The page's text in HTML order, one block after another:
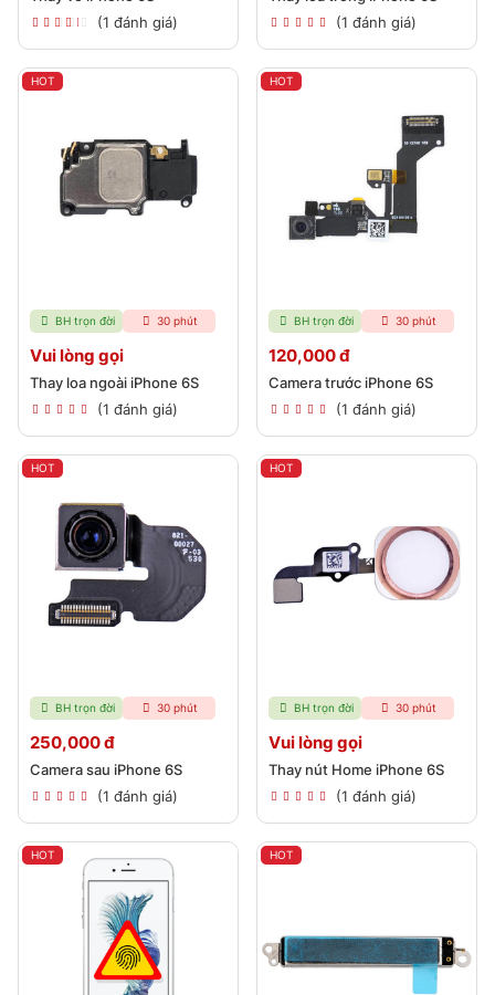
(1 đánh giá)
(1 đánh giá)
HOT
BH trọn đời 30 phút
Vui lòng gọi
Thay loa ngoài iPhone 6S
(1 đánh giá)
HOT
BH trọn đời 30 phút
120,000 đ
Camera trước iPhone 6S
(1 đánh giá)
HOT
BH trọn đời 30 phút
250,000 đ
Camera sau iPhone 6S
(1 đánh giá)
HOT
BH trọn đời 30 phút
Vui lòng gọi
Thay nút Home iPhone 6S
(1 đánh giá)
HOT HOT